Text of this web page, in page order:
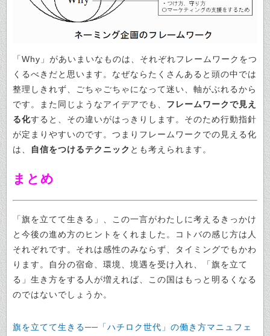
「Why」があいまいなものは、それぞれフレームワークをつ
くるべきだと思います。 なぜならたくさんあると頭の中では
整理しきれず、ごちゃごちゃになって迷い、軸がぶれるから
です。また同じようなアイデアでも、 フレームワークで見え
る化すると、その違いがはっきりします。そのため行動指針
が定まりやすいのです。つまりフレームワークでの見える化
は、
自信をつけるテクニック とも考えられます。
まとめ
「旗を立てて生きる」、この一言がわたしに考えるきっかけ
と今後の進め方のヒントをくれました。コトバの感じ方は人
それぞれです。それは感性のみならず、タイミングでもかわ
ります。自分の宿命、環境、境遇を受け入れ、「旗を立て
る」生き方をする人が増えれば、この国はもっと明るくなる
のではないでしょうか。
旗を立てて生きる──「ハチロク世代」の働き方マニュフェ